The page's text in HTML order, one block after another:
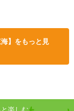
】をもっと見